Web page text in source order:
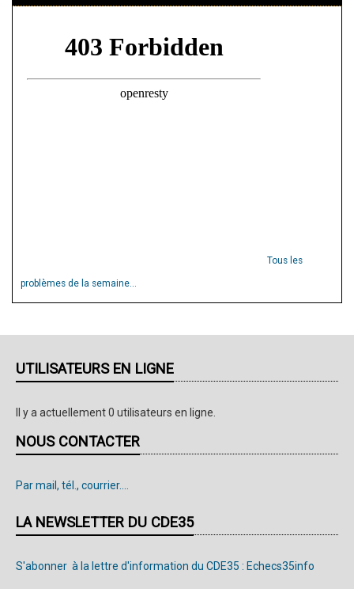
Tous les
problèmes de la semaine...
UTILISATEURS EN LIGNE
Il y a actuellement 0 utilisateurs en ligne.
NOUS CONTACTER
Par mail, tél., courrier....
LA NEWSLETTER DU CDE35
S'abonner à la lettre d'information du CDE35 : Echecs35info